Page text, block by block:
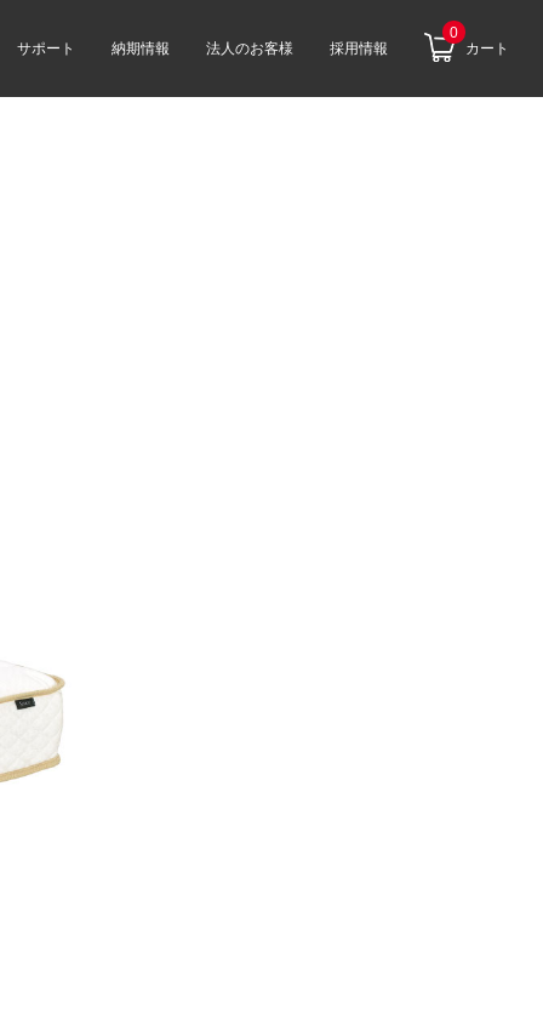
サポート 納期情報 法人のお客様 採用情報
0
カート